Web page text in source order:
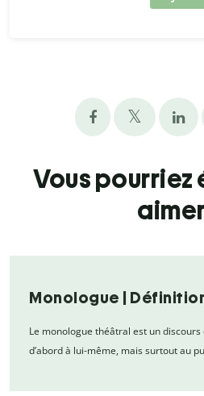
Vous
Monologue |
Le monologue théâtral est un discours
d’abord à lui-même, mais surtout au